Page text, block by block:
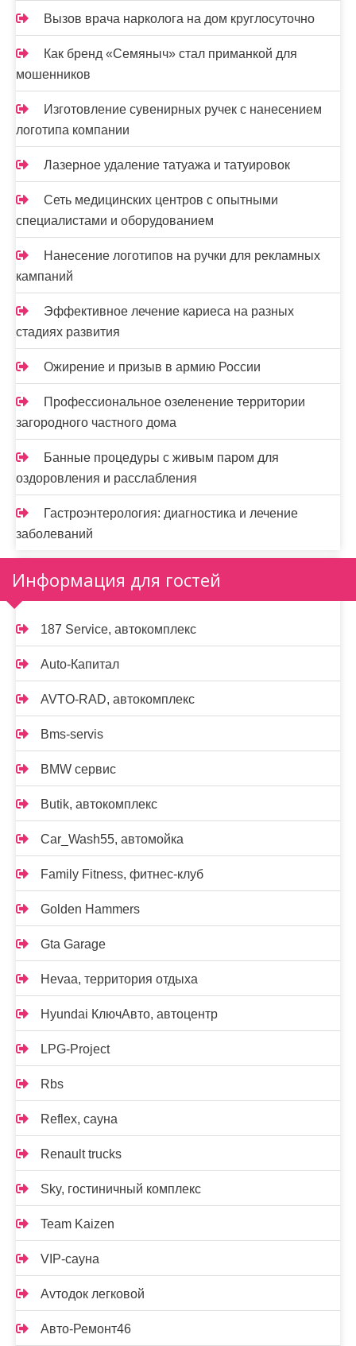
Вызов врача нарколога на дом круглосуточно
Как бренд «Семяныч» стал приманкой для
мошенников
Изготовление сувенирных ручек с нанесением
логотипа компании
Лазерное удаление татуажа и татуировок
Сеть медицинских центров с опытными
специалистами и оборудованием
Нанесение логотипов на ручки для рекламных
кампаний
Эффективное лечение кариеса на разных
стадиях развития
Ожирение и призыв в армию России
Профессиональное озеленение территории
загородного частного дома
Банные процедуры с живым паром для
оздоровления и расслабления
Гастроэнтерология: диагностика и лечение
заболеваний
Информация для гостей
187 Service, автокомплекс
Auto-Капитал
AVTO-RAD, автокомплекс
Bms-servis
BMW сервис
Butik, автокомплекс
Car_Wash55, автомойка
Family Fitness, фитнес-клуб
Golden Hammers
Gta Garage
Hevaa, территория отдыха
Hyundai КлючАвто, автоцентр
LPG-Project
Rbs
Reflex, сауна
Renault trucks
Sky, гостиничный комплекс
Team Kaizen
VIP-сауна
Аvтодок легковой
Авто-Ремонт46